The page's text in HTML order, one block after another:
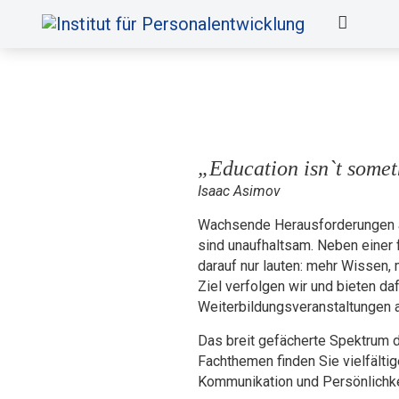
„Education isn`t
Isaac Asimov
Wachsende
sind unaufhaltsam. Neben
darauf nur lauten: mehr Wissen,
Ziel verfolgen wir und bieten
Weiterbildungsveranstaltungen
Das breit gefächerte Spektrum
Fachthemen finden Sie
Kommunikation und